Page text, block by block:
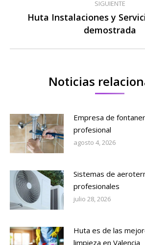
SIGUIENTE
siguiente:
Huta Instalaciones y
demostrada
Noticias
Empresa de
profesional
agosto 4, 2026
Sistemas de
profesionales
julio 28, 2026
Huta es de las
limpieza en Valencia